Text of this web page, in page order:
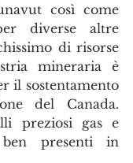
così come
diverse altre
di risorse
mineraria è
il sostentamento
del Canada.
preziosi gas e
presenti in